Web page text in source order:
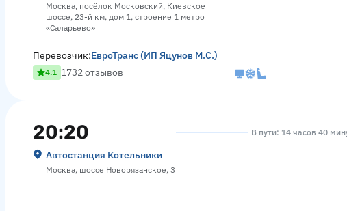
Москва, посёлок Московский, Киевское
шоссе, 23-й км, дом 1, строение 1 метро
«Саларьево»
Перевозчик:ЕвроТранс (ИП Яцунов М.С.)
4.1 1732 отзывов
20:20
Автостанция Котельники
Москва, шоссе Новорязанское, 3
В пути: 14 часов 40